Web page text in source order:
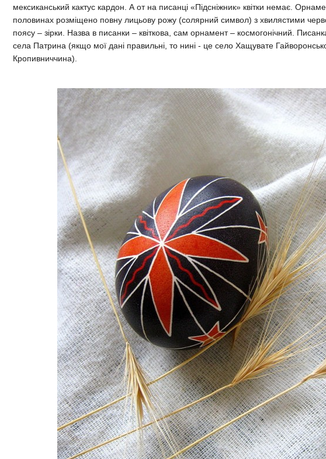
мексиканський кактус кардон. А от на писанці «Підсніжник» квітки немає.
половинах розміщено повну лицьову рожу (солярний символ) з хвилястими
поясу – зірки. Назва в писанки – квіткова, сам орнамент – космогонічний.
села Патрина (якщо мої дані правильні, то нині - це село Хащувате
Кропивниччина).